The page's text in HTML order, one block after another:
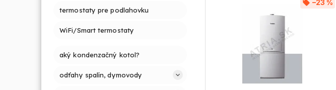
termostaty pre podlahovku
WiFi/Smart termostaty
aký kondenzačný kotol?
odťahy spalín, dymovody
–23 %